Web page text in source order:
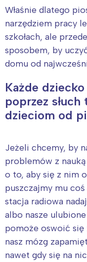
Właśnie dlatego
narzędziem pracy
szkołach, ale
sposobem, by
domu od
Każde
poprzez
dzieciom od
Jeżeli chcemy, by
problemów z
o to, aby się z nim
puszczajmy mu
stacja radiowa
albo nasze
pomoże oswoić się
nasz mózg
nawet gdy się na